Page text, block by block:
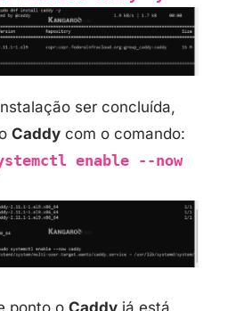
ser concluída,
Caddy com o comando:
enable --now